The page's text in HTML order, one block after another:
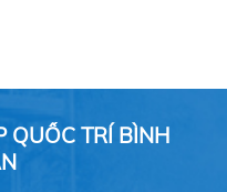
QUỐC TRÍ BÌNH